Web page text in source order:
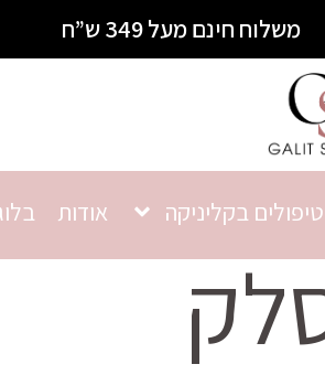
משלוח חינם מעל 349 ש”ח
טיפולים בקליניקה אודות